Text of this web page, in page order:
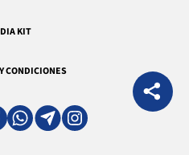
KIT
CONDICIONES